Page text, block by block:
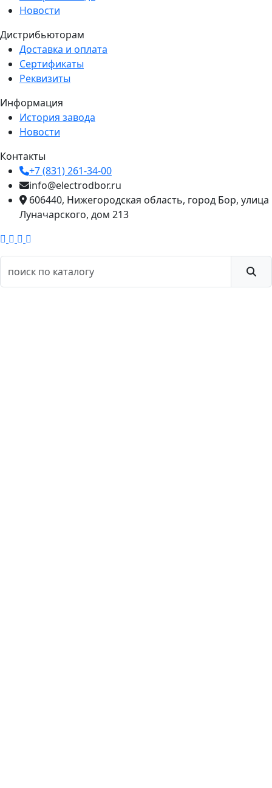
Новости
Дистрибьюторам
Доставка и оплата
Сертификаты
Реквизиты
Информация
История завода
Новости
Контакты
+7 (831) 261-34-00
info@electrodbor.ru
606440, Нижегородская область, город Бор, улица
Луначарского, дом 213